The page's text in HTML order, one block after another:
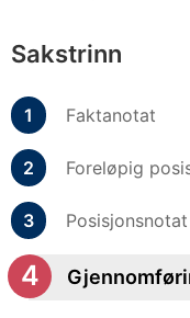
Sakstrinn
Faktanotat
Foreløpig
Posisjonsnotat